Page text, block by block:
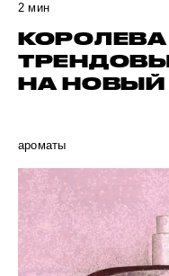
2 мин
КОРОЛЕВА
НА НОВЫЙ
ароматы